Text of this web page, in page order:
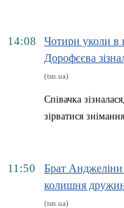
14:08
Чотири уколи в
Дорофєєва
(tsn.ua)
Співачка
зірватися
11:50
Брат Анджеліни
колишня
(tsn.ua)